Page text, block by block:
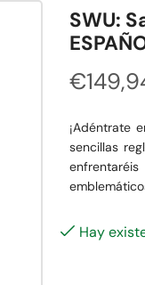
SWU:
€
¡Adéntrate
sencillas
Hay